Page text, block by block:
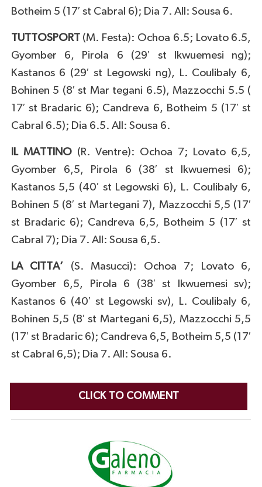
Botheim 5 (17′ st Cabral 6); Dia 7. All: Sousa 6.
TUTTOSPORT(M. Festa): Ochoa 6.5; Lovato 6.5,
Gyomber 6, Pirola 6 (29′ st Ikwuemesi ng);
Kastanos 6 (29′ st Legowski ng), L. Coulibaly 6,
Bohinen 5 (8′ st Mar tegani 6.5), Mazzocchi 5.5 (
17′ st Bradaric 6); Candreva 6, Botheim 5 (17′ st
Cabral 6.5); Dia 6.5. All: Sousa 6.
IL MATTINO(R. Ventre): Ochoa 7; Lovato 6,5,
Gyomber 6,5, Pirola 6 (38′ st Ikwuemesi 6);
Kastanos 5,5 (40′ st Legowski 6), L. Coulibaly 6,
Bohinen 5 (8′ st Martegani 7), Mazzocchi 5,5 (17′
st Bradaric 6); Candreva 6,5, Botheim 5 (17′ st
Cabral 7); Dia 7. All: Sousa 6,5.
LA CITTA’ (S. Masucci): Ochoa 7; Lovato 6,
Gyomber 6,5, Pirola 6 (38′ st Ikwuemesi sv);
Kastanos 6 (40′ st Legowski sv), L. Coulibaly 6,
Bohinen 5,5 (8′ st Martegani 6,5), Mazzocchi 5,5
(17′ st Bradaric 6); Candreva 6,5, Botheim 5,5 (17′
st Cabral 6,5); Dia 7. All: Sousa 6.
CLICK TO COMMENT